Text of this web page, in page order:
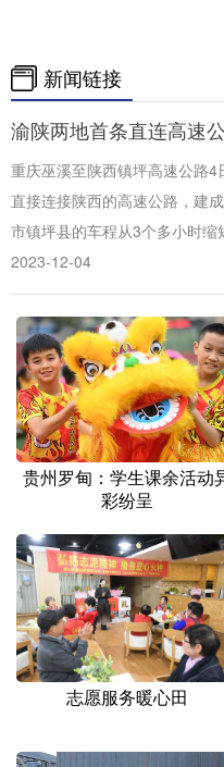
Русский язык
新闻链接
渝陕两地首条直连高速
重庆巫溪至陕西镇坪高速公路4
直接连接陕西的高速公路，建
市镇坪县的车程从3个多小时缩
2023-12-04
贵州罗甸：学生课余活动
彩纷呈
志愿服务暖心田